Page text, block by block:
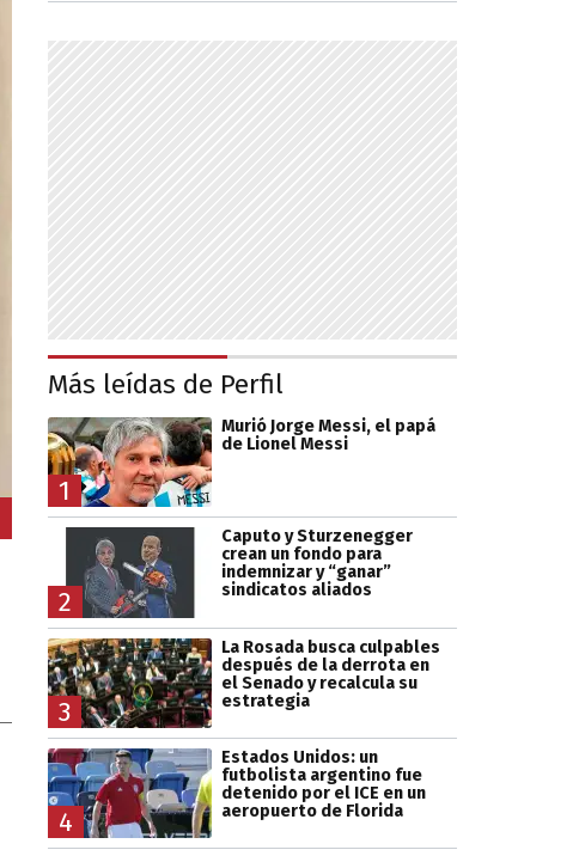
Más leídas de Perfil
1
Murió Jorge Messi, el papá
de Lionel Messi
2
Caputo y Sturzenegger
crean un fondo para
indemnizar y “ganar”
sindicatos aliados
3
La Rosada busca culpables
después de la derrota en
el Senado y recalcula su
estrategia
4
Estados Unidos: un
futbolista argentino fue
detenido por el ICE en un
aeropuerto de Florida